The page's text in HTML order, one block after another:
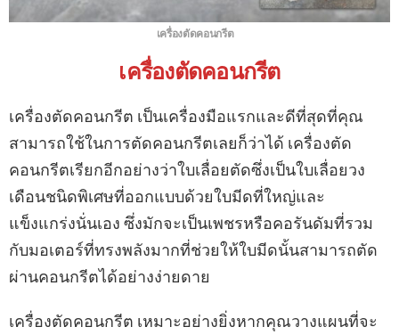
เครื่องตัดคอนกรีต
เครื่องตัดคอนกรีต
เครื่องตัดคอนกรีต เป็นเครื่องมือแรกและดีที่สุดที่คุณ
สามารถใช้ในการตัดคอนกรีตเลยก็ว่าได้ เครื่องตัด
คอนกรีตเรียกอีกอย่างว่าใบเลื่อยตัดซึ่งเป็นใบเลื่อยวง
เดือนชนิดพิเศษที่ออกแบบด้วยใบมีดที่ใหญ่และ
แข็งแกร่งนั่นเอง ซึ่งมักจะเป็นเพชรหรือคอรันดัมที่รวม
กับมอเตอร์ที่ทรงพลังมากที่ช่วยให้ใบมีดนั้นสามารถตัด
ผ่านคอนกรีตได้อย่างง่ายดาย
เครื่องตัดคอนกรีต เหมาะอย่างยิ่งหากคุณวางแผนที่จะ